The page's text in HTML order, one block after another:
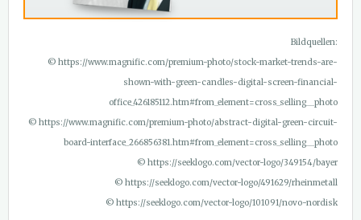
Bildquellen:
© https://www.magnific.com/premium-photo/stock-market-trends-are-
shown-with-green-candles-digital-screen-financial-
office_426185112.htm#from_element=cross_selling__photo
© https://www.magnific.com/premium-photo/abstract-digital-green-circuit-
board-interface_266856381.htm#from_element=cross_selling__photo
© https://seeklogo.com/vector-logo/349154/bayer
© https://seeklogo.com/vector-logo/491629/rheinmetall
© https://seeklogo.com/vector-logo/101091/novo-nordisk